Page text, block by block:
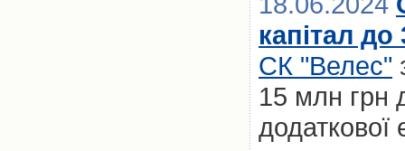
капітал
СК "Велес"
15 млн грн
додаткової